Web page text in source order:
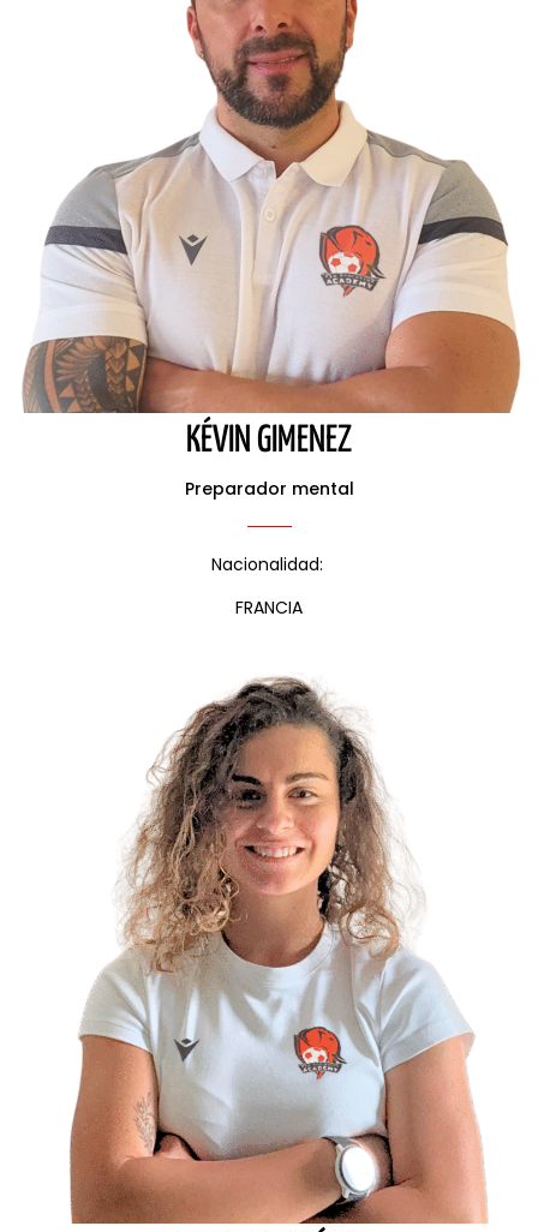
KÉVIN GIMENEZ
Preparador mental
Nacionalidad:
FRANCIA